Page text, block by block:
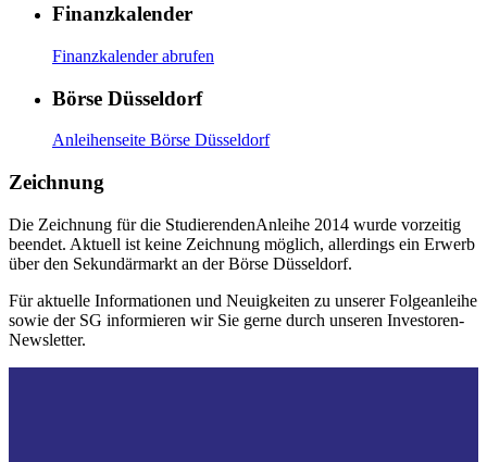
Finanzkalender
Finanzkalender abrufen
Börse Düsseldorf
Anleihenseite Börse Düsseldorf
Zeichnung
Die Zeichnung für die StudierendenAnleihe 2014 wurde vorzeitig
beendet. Aktuell ist keine Zeichnung möglich, allerdings ein Erwerb
über den Sekundärmarkt an der Börse Düsseldorf.
Für aktuelle Informationen und Neuigkeiten zu unserer Folgeanleihe
sowie der SG informieren wir Sie gerne durch unseren Investoren-
Newsletter.